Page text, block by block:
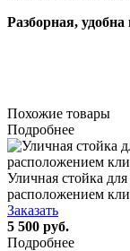
Разборная,
Похожие товары
Подробнее
Уличная стойка
расположением
Заказать
5 500 руб.
Подробнее